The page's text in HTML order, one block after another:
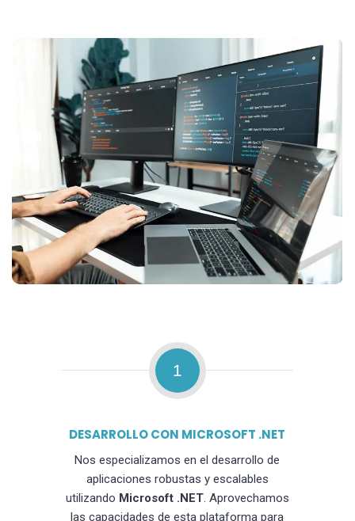
1
DESARROLLO CON MICROSOFT .NET
Nos especializamos en el desarrollo de
aplicaciones robustas y escalables
utilizando Microsoft .NET. Aprovechamos
las capacidades de esta plataforma para